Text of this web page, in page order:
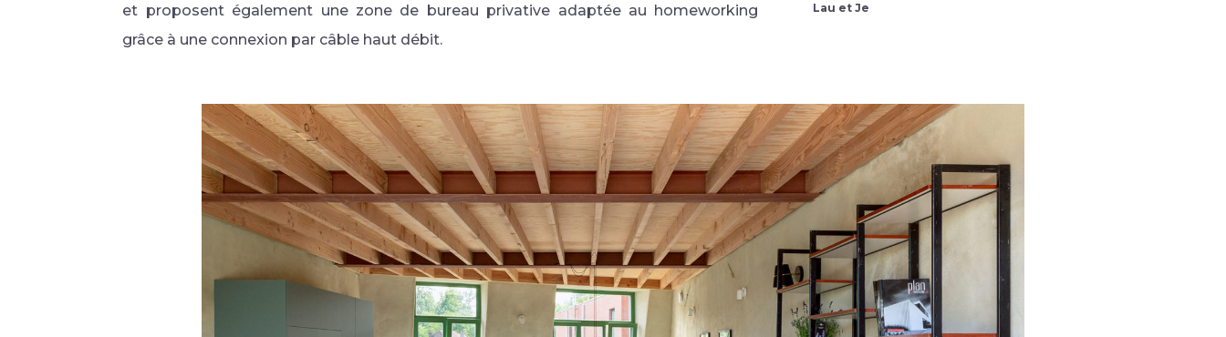
et proposent également une zone de bureau privative adaptée au homeworking
grâce à une connexion par câble haut débit.
Lau et Je